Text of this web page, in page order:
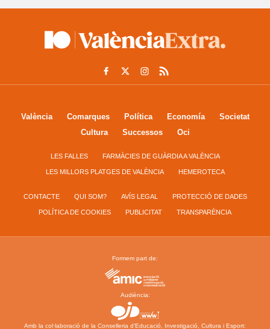
València Comarques Política Economía
Societat
Cultura
Successos Oci
LES FALLES FARMÀCIES DE GUÀRDIA A VALÈNCIA
LES MILLORS PLATGES DE VALÈNCIA HEMEROTECA
CONTACTE QUI SOM? AVÍS LEGAL PROTECCIÓ DE DADES
POLÍTICA DE COOKIES PUBLICITAT TRANSPARÈNCIA
Formem part de:
Audiència:
Amb la col·laboració de la Conselleria d’Educació, Investigació, Cultura i Esport: